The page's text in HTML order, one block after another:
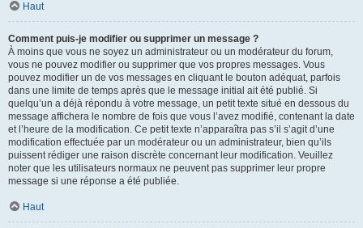
Haut
Comment puis-je modifier ou supprimer un message ?
À moins que vous ne soyez un administrateur ou un modérateur du forum,
vous ne pouvez modifier ou supprimer que vos propres messages. Vous
pouvez modifier un de vos messages en cliquant le bouton adéquat, parfois
dans une limite de temps après que le message initial ait été publié. Si
quelqu’un a déjà répondu à votre message, un petit texte situé en dessous du
message affichera le nombre de fois que vous l’avez modifié, contenant la date
et l’heure de la modification. Ce petit texte n’apparaîtra pas s’il s’agit d’une
modification effectuée par un modérateur ou un administrateur, bien qu’ils
puissent rédiger une raison discrète concernant leur modification. Veuillez
noter que les utilisateurs normaux ne peuvent pas supprimer leur propre
message si une réponse a été publiée.
Haut